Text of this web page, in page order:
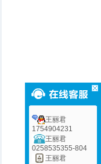
王丽君
1754904231
王丽君
0258535355-804
王丽君